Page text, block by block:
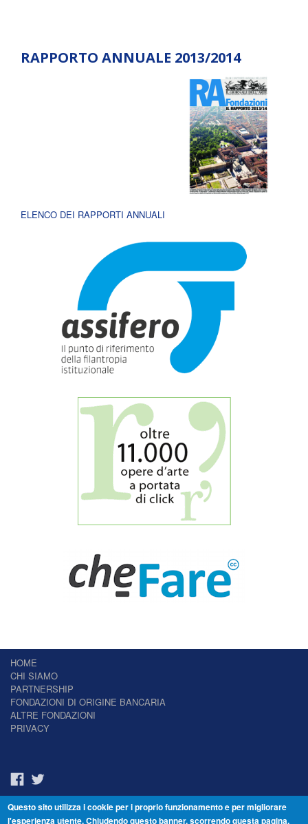
RAPPORTO ANNUALE 2013/2014
ELENCO DEI RAPPORTI ANNUALI
HOME
CHI SIAMO
PARTNERSHIP
FONDAZIONI DI ORIGINE BANCARIA
ALTRE FONDAZIONI
PRIVACY
Il Giornale delle Fondazioni - Periodico telematico
Questo sito utilizza i cookie per i proprio funzionamento e per migliorare
l'esperienza utente. Chiudendo questo banner, scorrendo questa pagina,